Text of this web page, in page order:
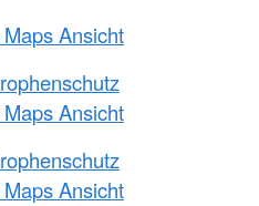
Ansicht
Ansicht
Ansicht